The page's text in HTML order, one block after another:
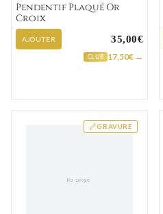
Pendentif Plaqué Or
Croix
AJOUTER 35,00€
CLUB 17,50€ →
GRAVURE